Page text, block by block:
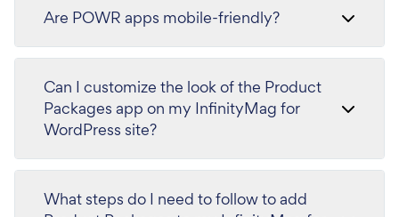
Are POWR apps mobile-friendly?
Can I customize the look of the Product
Packages app on my InfinityMag for
WordPress site?
What steps do I need to follow to add